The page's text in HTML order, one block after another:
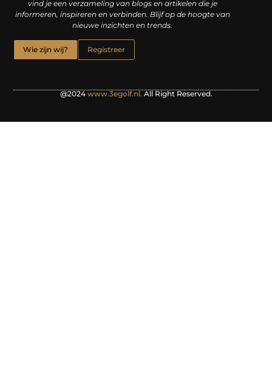
vind je een verzameling van blogs en artikelen die je
informeren, inspireren en verbinden. Blijf op de hoogte van
nieuwe inzichten en trends.
Wie zijn wij? Registreer
@2024www.3egolf.nl.All Right Reserved.